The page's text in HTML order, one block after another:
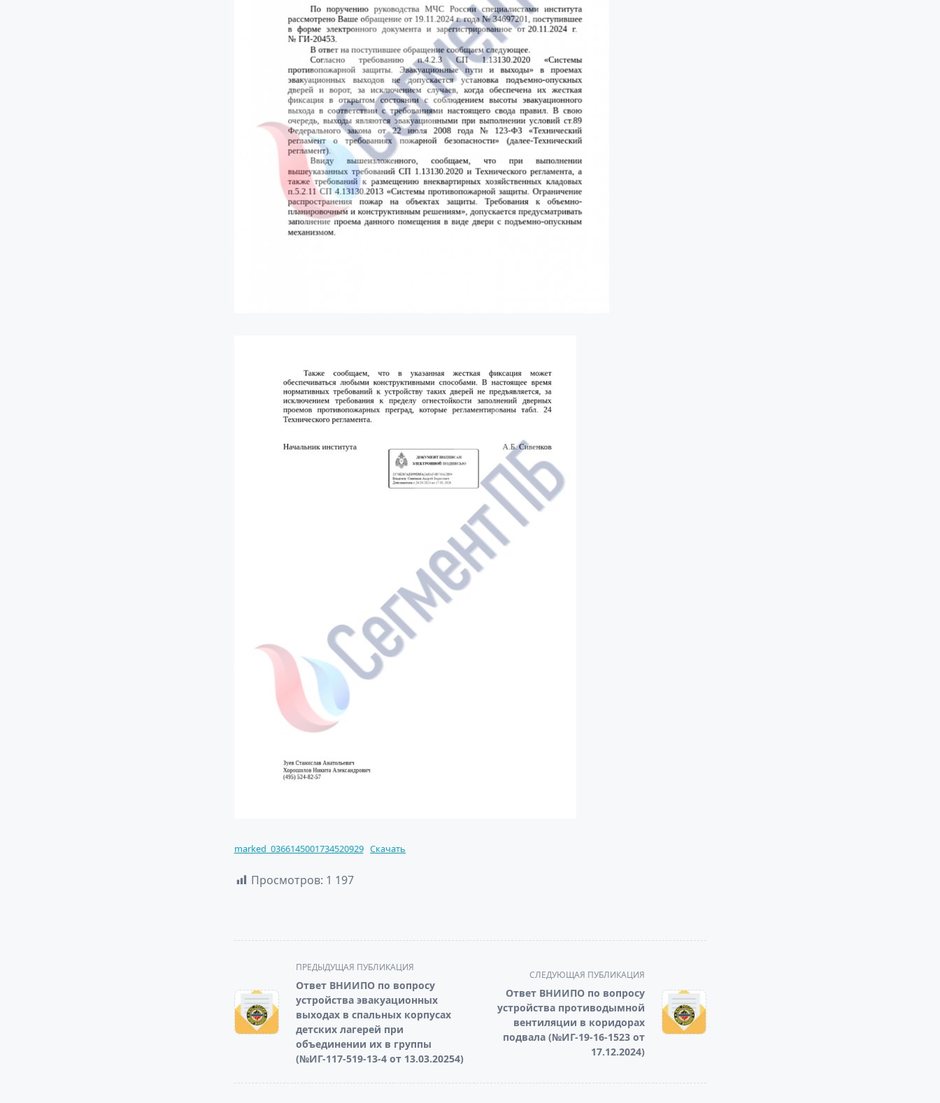
marked_0366145001734520929 Скачать
Просмотров: 1 197
subtitle
screen-
reader-
text">Page</span>
ПРЕДЫДУЩАЯ ПУБЛИКАЦИЯ
Ответ ВНИИПО по вопросу
устройства эвакуационных
выходах в спальных корпусах
детских лагерей при
объединении их в группы
(№ИГ-117-519-13-4 от 13.03.20254)
СЛЕДУЮЩАЯ ПУБЛИКАЦИЯ
Ответ ВНИИПО по вопросу
устройства противодымной
вентиляции в коридорах
подвала (№ИГ-19-16-1523 от
17.12.2024)